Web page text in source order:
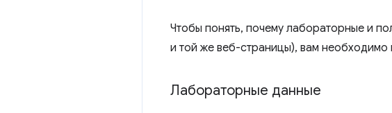
Чтобы понять, почему лабораторные и
и той же веб-страницы), вам
Лабораторные данные